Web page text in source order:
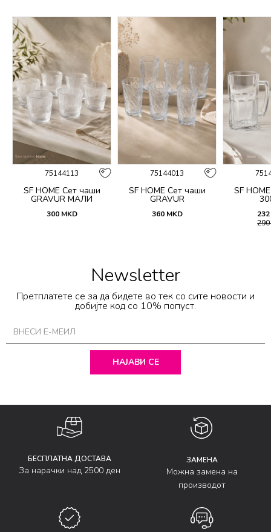
75144113
SF HOME Сет чаши
GRAVUR МАЛИ
300 MKD
75144013
SF HOME Сет чаши
GRAVUR
360 MKD
SF
232
290
Newsletter
Претплатете се за да бидете во тек со сите новости и
добијте код со 10% попуст.
НАЈАВИ СЕ
БЕСПЛАТНА ДОСТАВА
За нарачки над 2500 ден
ЗАМЕНА
Можна замена на
производот